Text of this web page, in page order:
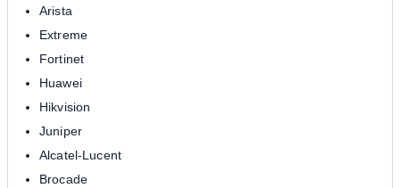
Arista
Extreme
Fortinet
Huawei
Hikvision
Juniper
Alcatel-Lucent
Brocade